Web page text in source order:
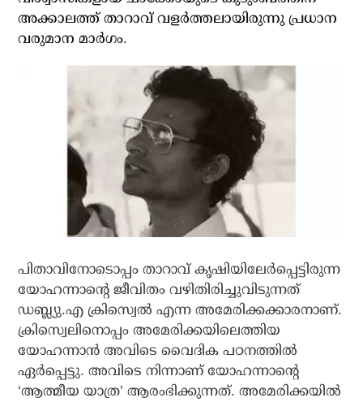
അക്കാലത്ത് താറാവ് വളര്‍ത്തലായിരുന്നു പ്രധാന
വരുമാന മാര്‍ഗം.
പിതാവിനോടൊപ്പം താറാവ് കൃഷിയിലേര്‍പ്പെട്ടിരുന്ന
യോഹന്നാന്റെ ജീവിതം വഴിതിരിച്ചുവിടുന്നത്
ഡബ്ല്യു.എ ക്രിസ്വെല്‍ എന്ന അമേരിക്കക്കാരനാണ്.
ക്രിസ്വെലിനൊപ്പം അമേരിക്കയിലെത്തിയ
യോഹന്നാന്‍ അവിടെ വൈദിക പഠനത്തില്‍
ഏര്‍പ്പെട്ടു. അവിടെ നിന്നാണ് യോഹന്നാന്റെ
‘ആത്മീയ യാത്ര’ ആരംഭിക്കുന്നത്. അമേരിക്കയില്‍